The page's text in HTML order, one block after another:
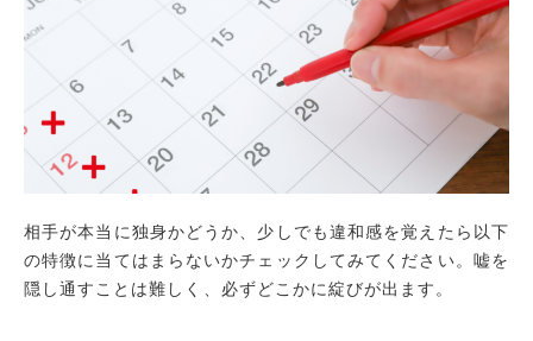
相手が本当に独身かどうか、少しでも違和感を覚えたら以下
の特徴に当てはまらないかチェックしてみてください。嘘を
隠し通すことは難しく、必ずどこかに綻びが出ます。